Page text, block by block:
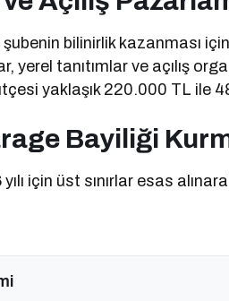
şubenin bilinirlik kazanması
yerel tanıtımlar ve açılış
yaklaşık 220.000 TL ile
Bayiliği
yılı için üst sınırlar esas